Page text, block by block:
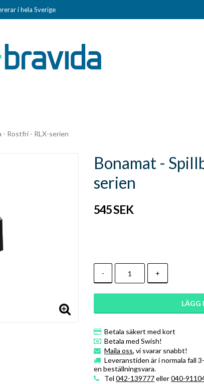
i hela Sverige
- Rostfri - RLX-serien
Bonamat -
serien
545 SEK
- +
LÄGG
Betala säkert med kort
Betala med Swish!
Maila oss, vi svarar snabbt!
Leveranstiden är i normala fall
en beställningsvara.
Tel042-139777eller040-